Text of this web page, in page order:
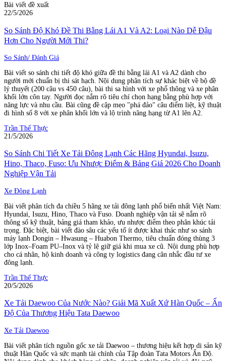
Bài viết đề xuất
22/5/2026
So Sánh Độ Khó Đề Thi Bằng Lái A1 Và A2: Loại Nào Dễ Đậu
Hơn Cho Người Mới Thi?
So Sánh/ Đánh Giá
Bài viết so sánh chi tiết độ khó giữa đề thi bằng lái A1 và A2 dành cho
người mới chuẩn bị thi sát hạch. Nội dung phân tích sự khác biệt về bộ đề
lý thuyết (200 câu vs 450 câu), bài thi sa hình với xe phổ thông và xe phân
khối lớn côn tay. Người đọc nắm rõ tiêu chí chọn hạng bằng phù hợp với
năng lực và nhu cầu. Bài cũng đề cập mẹo "phá đảo" câu điểm liệt, kỹ thuật
đi hình số 8 với xe phân khối lớn và lộ trình nâng hạng từ A1 lên A2.
Trần Thế Thực
21/5/2026
So Sánh Chi Tiết Xe Tải Đông Lạnh Các Hãng Hyundai, Isuzu,
Hino, Thaco, Fuso: Ưu Nhược Điểm & Bảng Giá 2026 Cho Doanh
Nghiệp Vận Tải
Xe Đông Lạnh
Bài viết phân tích đa chiều 5 hãng xe tải đông lạnh phổ biến nhất Việt Nam:
Hyundai, Isuzu, Hino, Thaco và Fuso. Doanh nghiệp vận tải sẽ nắm rõ
thông số kỹ thuật, bảng giá tham khảo, ưu nhược điểm theo phân khúc tải
trọng. Đặc biệt, bài viết đào sâu các yếu tố ít được khai thác như so sánh
máy lạnh Dongin – Hwasung – Huabon Thermo, tiêu chuẩn đóng thùng 3
lớp Inox–Foam PU–Inox và tỷ lệ giữ giá khi mua xe cũ. Nội dung phù hợp
cho cá nhân, hộ kinh doanh và công ty logistics đang cân nhắc đầu tư xe
đông lạnh.
Trần Thế Thực
20/5/2026
Xe Tải Daewoo Của Nước Nào? Giải Mã Xuất Xứ Hàn Quốc – Ấn
Độ Của Thương Hiệu Tata Daewoo
Xe Tải Daewoo
Bài viết phân tích nguồn gốc xe tải Daewoo – thương hiệu kết hợp di sản kỹ
thuật Hàn Quốc và sức mạnh tài chính của Tập đoàn Tata Motors Ấn Độ.